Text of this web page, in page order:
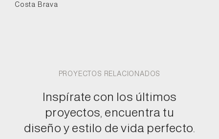
Costa Brava
PROYECTOS RELACIONADOS
Inspírate con los últimos
proyectos, encuentra tu
diseño y estilo de vida perfecto.